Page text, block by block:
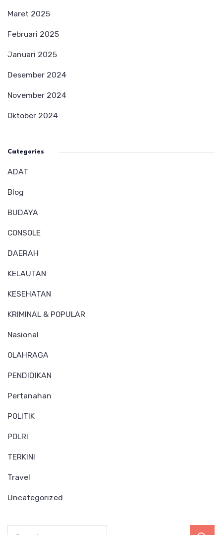
Maret 2025
Februari 2025
Januari 2025
Desember 2024
November 2024
Oktober 2024
Categories
ADAT
Blog
BUDAYA
CONSOLE
DAERAH
KELAUTAN
KESEHATAN
KRIMINAL & POPULAR
Nasional
OLAHRAGA
PENDIDIKAN
Pertanahan
POLITIK
POLRI
TERKINI
Travel
Uncategorized